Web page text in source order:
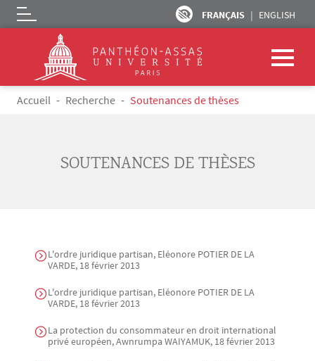
Aller au contenu principal
FRANÇAIS ENGLISH
Logo
Fil d'Ariane
Accueil Recherche Soutenances de thèses
SOUTENANCES DE THÈSES
L'ordre juridique partisan, Eléonore POTIER DE LA
VARDE, 18 février 2013
L'ordre juridique partisan, Eléonore POTIER DE LA
VARDE, 18 février 2013
La protection du consommateur en droit international
privé européen, Awnrumpa WAIYAMUK, 18 février 2013